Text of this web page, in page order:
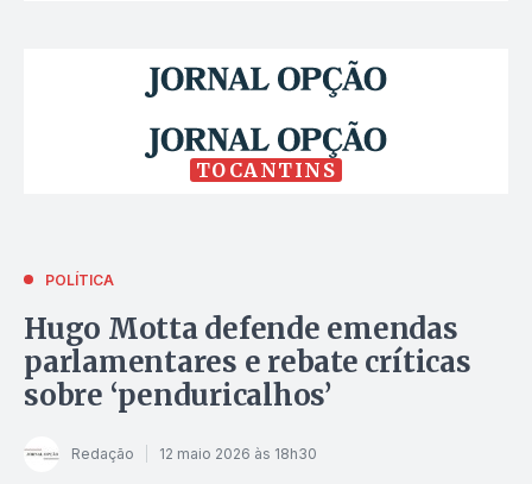
TOCANTINS
POLÍTICA
Hugo Motta defende emendas
parlamentares e rebate críticas
sobre ‘penduricalhos’
Redação 12 maio 2026 às 18h30